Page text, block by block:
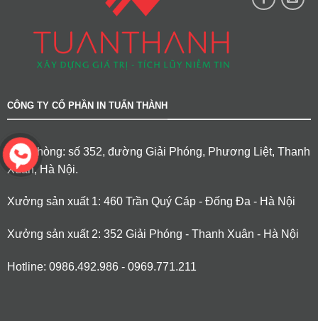
CÔNG TY CỔ PHẦN IN TUẤN THÀNH
Văn phòng: số 352, đường Giải Phóng, Phương Liệt, Thanh
Xuân, Hà Nội.
Xưởng sản xuất 1: 460 Trần Quý Cáp - Đống Đa - Hà Nội
Xưởng sản xuất 2: 352 Giải Phóng - Thanh Xuân - Hà Nội
Hotline: 0986.492.986 - 0969.771.211